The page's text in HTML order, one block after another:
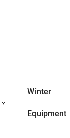
Winter
Equipment